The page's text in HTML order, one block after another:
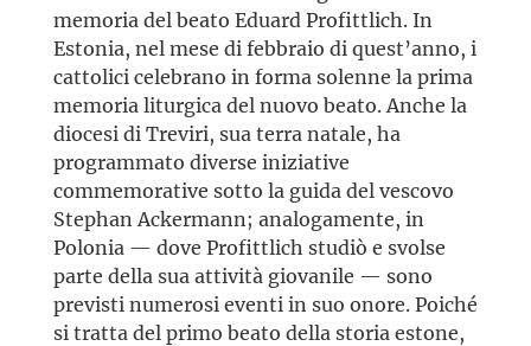
memoria del beato Eduard Profittlich. In
Estonia, nel mese di febbraio di quest’anno, i
cattolici celebrano in forma solenne la prima
memoria liturgica del nuovo beato. Anche la
diocesi di Treviri, sua terra natale, ha
programmato diverse iniziative
commemorative sotto la guida del vescovo
Stephan Ackermann; analogamente, in
Polonia — dove Profittlich studiò e svolse
parte della sua attività giovanile — sono
previsti numerosi eventi in suo onore. Poiché
si tratta del primo beato della storia estone,